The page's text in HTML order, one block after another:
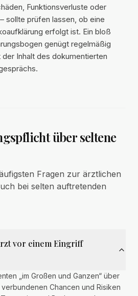
Funktionsverluste oder
sollte prüfen lassen, ob eine
erfolgt ist. Ein bloß
genügt regelmäßig
Inhalt des dokumentierten
über seltene
Fragen zur ärztlichen
bei selten auftretenden
vor einem Eingriff
„im Großen und Ganzen“ über
Chancen und Risiken